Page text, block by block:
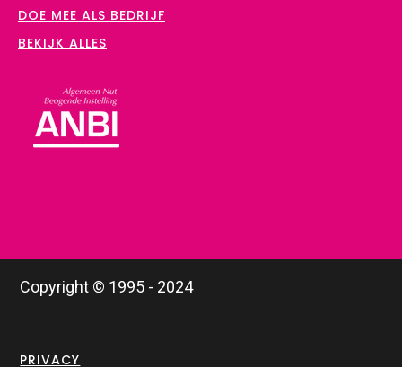
DOE MEE ALS BEDRIJF
BEKIJK ALLES
Copyright © 1995 - 2024
PRIVACY